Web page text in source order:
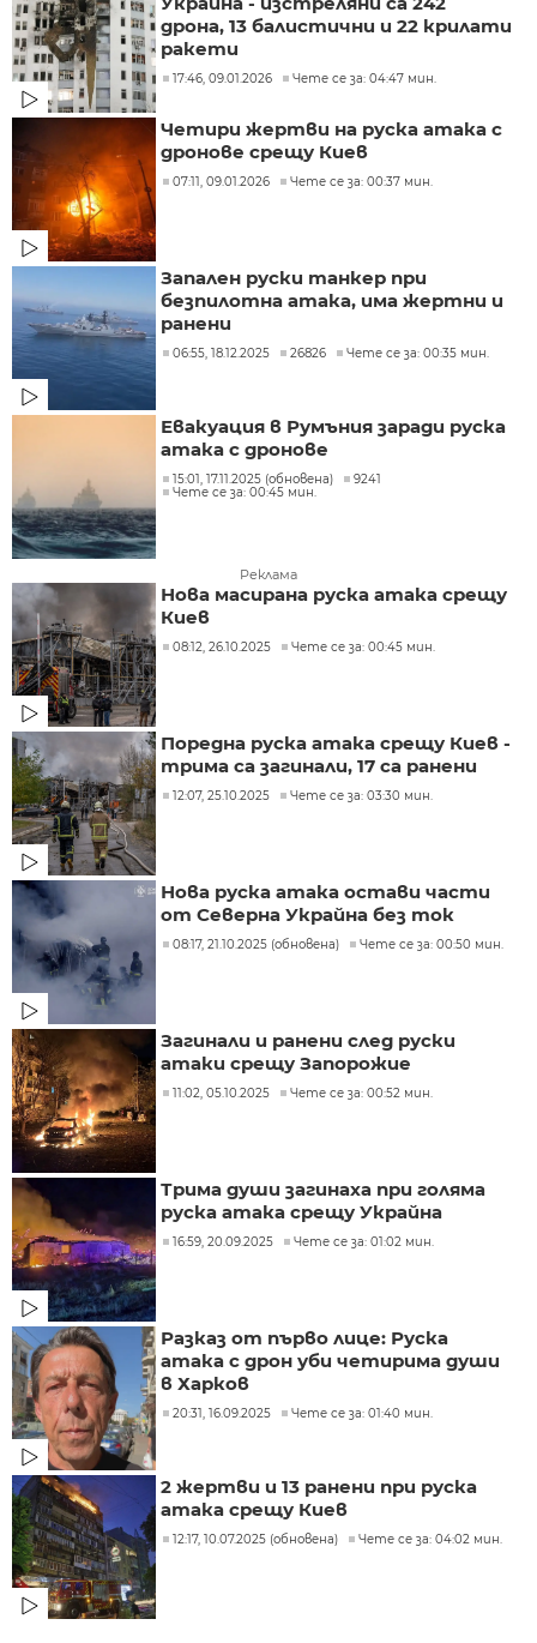
дрона, 13 балистични и 22 крилати
ракети
17:46, 09.01.2026 Чете се за: 04:47 мин.
Четири жертви на руска атака с
дронове срещу Киев
07:11, 09.01.2026 Чете се за: 00:37 мин.
Запален руски танкер при
безпилотна атака, има жертни и
ранени
06:55, 18.12.2025 26826 Чете се за: 00:35 мин.
Евакуация в Румъния заради руска
атака с дронове
15:01, 17.11.2025 (обновена)
9241
Чете се за: 00:45 мин.
Реклама
Нова масирана руска атака срещу
Киев
08:12, 26.10.2025 Чете се за: 00:45 мин.
Поредна руска атака срещу Киев -
трима са загинали, 17 са ранени
12:07, 25.10.2025 Чете се за: 03:30 мин.
Нова руска атака остави части
от Северна Украйна без ток
08:17, 21.10.2025 (обновена) Чете се за: 00:50 мин.
Загинали и ранени след руски
атаки срещу Запорожие
11:02, 05.10.2025 Чете се за: 00:52 мин.
Трима души загинаха при голяма
руска атака срещу Украйна
16:59, 20.09.2025 Чете се за: 01:02 мин.
Разказ от първо лице: Руска
атака с дрон уби четирима души
в Харков
20:31, 16.09.2025 Чете се за: 01:40 мин.
2 жертви и 13 ранени при руска
атака срещу Киев
12:17, 10.07.2025 (обновена) Чете се за: 04:02 мин.